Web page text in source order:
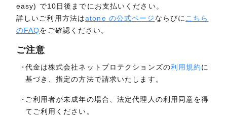
easy) で10日後までにお支払いください。
詳しいご利用方法はatone の公式ページ ならびに こちら
のFAQをご確認ください。
ご注意
代金は株式会社ネットプロテクションズの利用規約に
基づき、指定の方法で請求いたします。
ご利用者が未成年の場合、法定代理人の利用同意を得
てご利用ください。